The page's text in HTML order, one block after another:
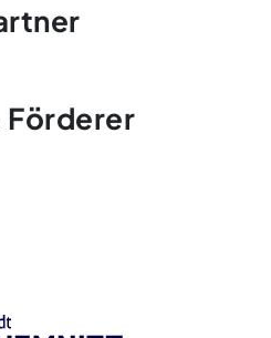
Förderer